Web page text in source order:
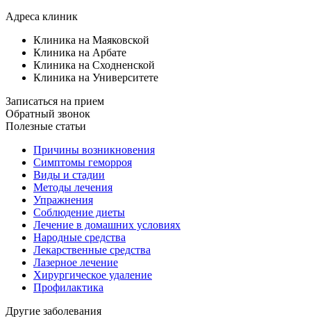
Адреса клиник
Клиника на Маяковской
Клиника на Арбате
Клиника на Сходненской
Клиника на Университете
Записаться на прием
Обратный звонок
Полезные статьи
Причины возникновения
Симптомы геморроя
Виды и стадии
Методы лечения
Упражнения
Соблюдение диеты
Лечение в домашних условиях
Народные средства
Лекарственные средства
Лазерное лечение
Хирургическое удаление
Профилактика
Другие заболевания